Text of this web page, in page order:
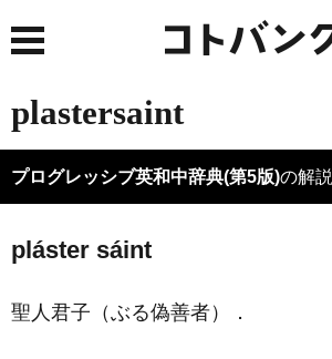
plastersaint
プログレッシブ英和中辞典(第5版)の解説
pláster sáint
聖人君子（ぶる偽善者） ．